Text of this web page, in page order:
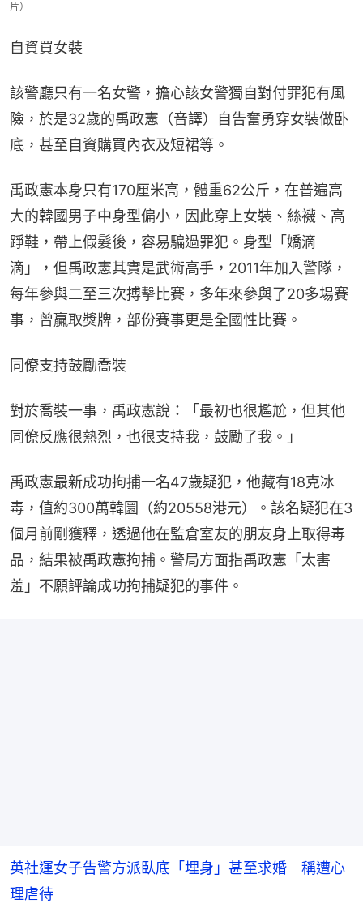
片）
自資買女裝
該警廳只有一名女警，擔心該女警獨自對付罪犯有風
險，於是32歲的禹政憲（音譯）自告奮勇穿女裝做卧
底，甚至自資購買內衣及短裙等。
禹政憲本身只有170厘米高，體重62公斤，在普遍高
大的韓國男子中身型偏小，因此穿上女裝、絲襪、高
踭鞋，帶上假髮後，容易騙過罪犯。身型「嬌滴
滴」，但禹政憲其實是武術高手，2011年加入警隊，
每年參與二至三次搏擊比賽，多年來參與了20多場賽
事，曾贏取獎牌，部份賽事更是全國性比賽。
同僚支持鼓勵喬裝
對於喬裝一事，禹政憲說：「最初也很尷尬，但其他
同僚反應很熱烈，也很支持我，鼓勵了我。」
禹政憲最新成功拘捕一名47歲疑犯，他藏有18克冰
毒，值約300萬韓圜（約20558港元）。該名疑犯在3
個月前剛獲釋，透過他在監倉室友的朋友身上取得毒
品，結果被禹政憲拘捕。警局方面指禹政憲「太害
羞」不願評論成功拘捕疑犯的事件。
英社運女子告警方派臥底「埋身」甚至求婚 稱遭心
理虐待